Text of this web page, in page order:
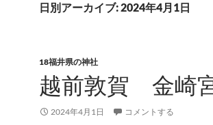
日別アーカイブ: 2024年4月1日
18福井県の神社
越前敦賀 金崎
2024年4月1日 コメントする